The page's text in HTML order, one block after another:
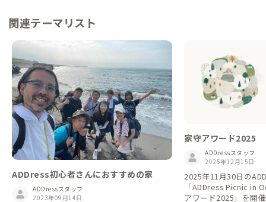
関連テーマリスト
ADDress初心者さんにおすすめの家
ADDressスタッフ
2023年09月14日
家守アワード2025
ADDressスタッフ
2025年12月15日
2025年11月30日の
「ADDress Picnic in
アワード2025」を開